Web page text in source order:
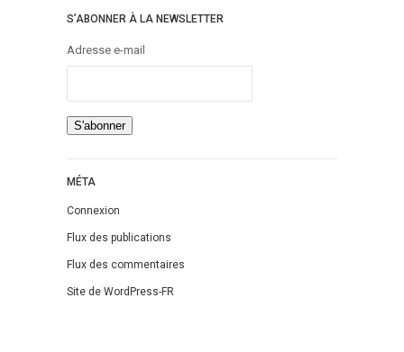
S’ABONNER À LA NEWSLETTER
Adresse e-mail
MÉTA
Connexion
Flux des publications
Flux des commentaires
Site de WordPress-FR